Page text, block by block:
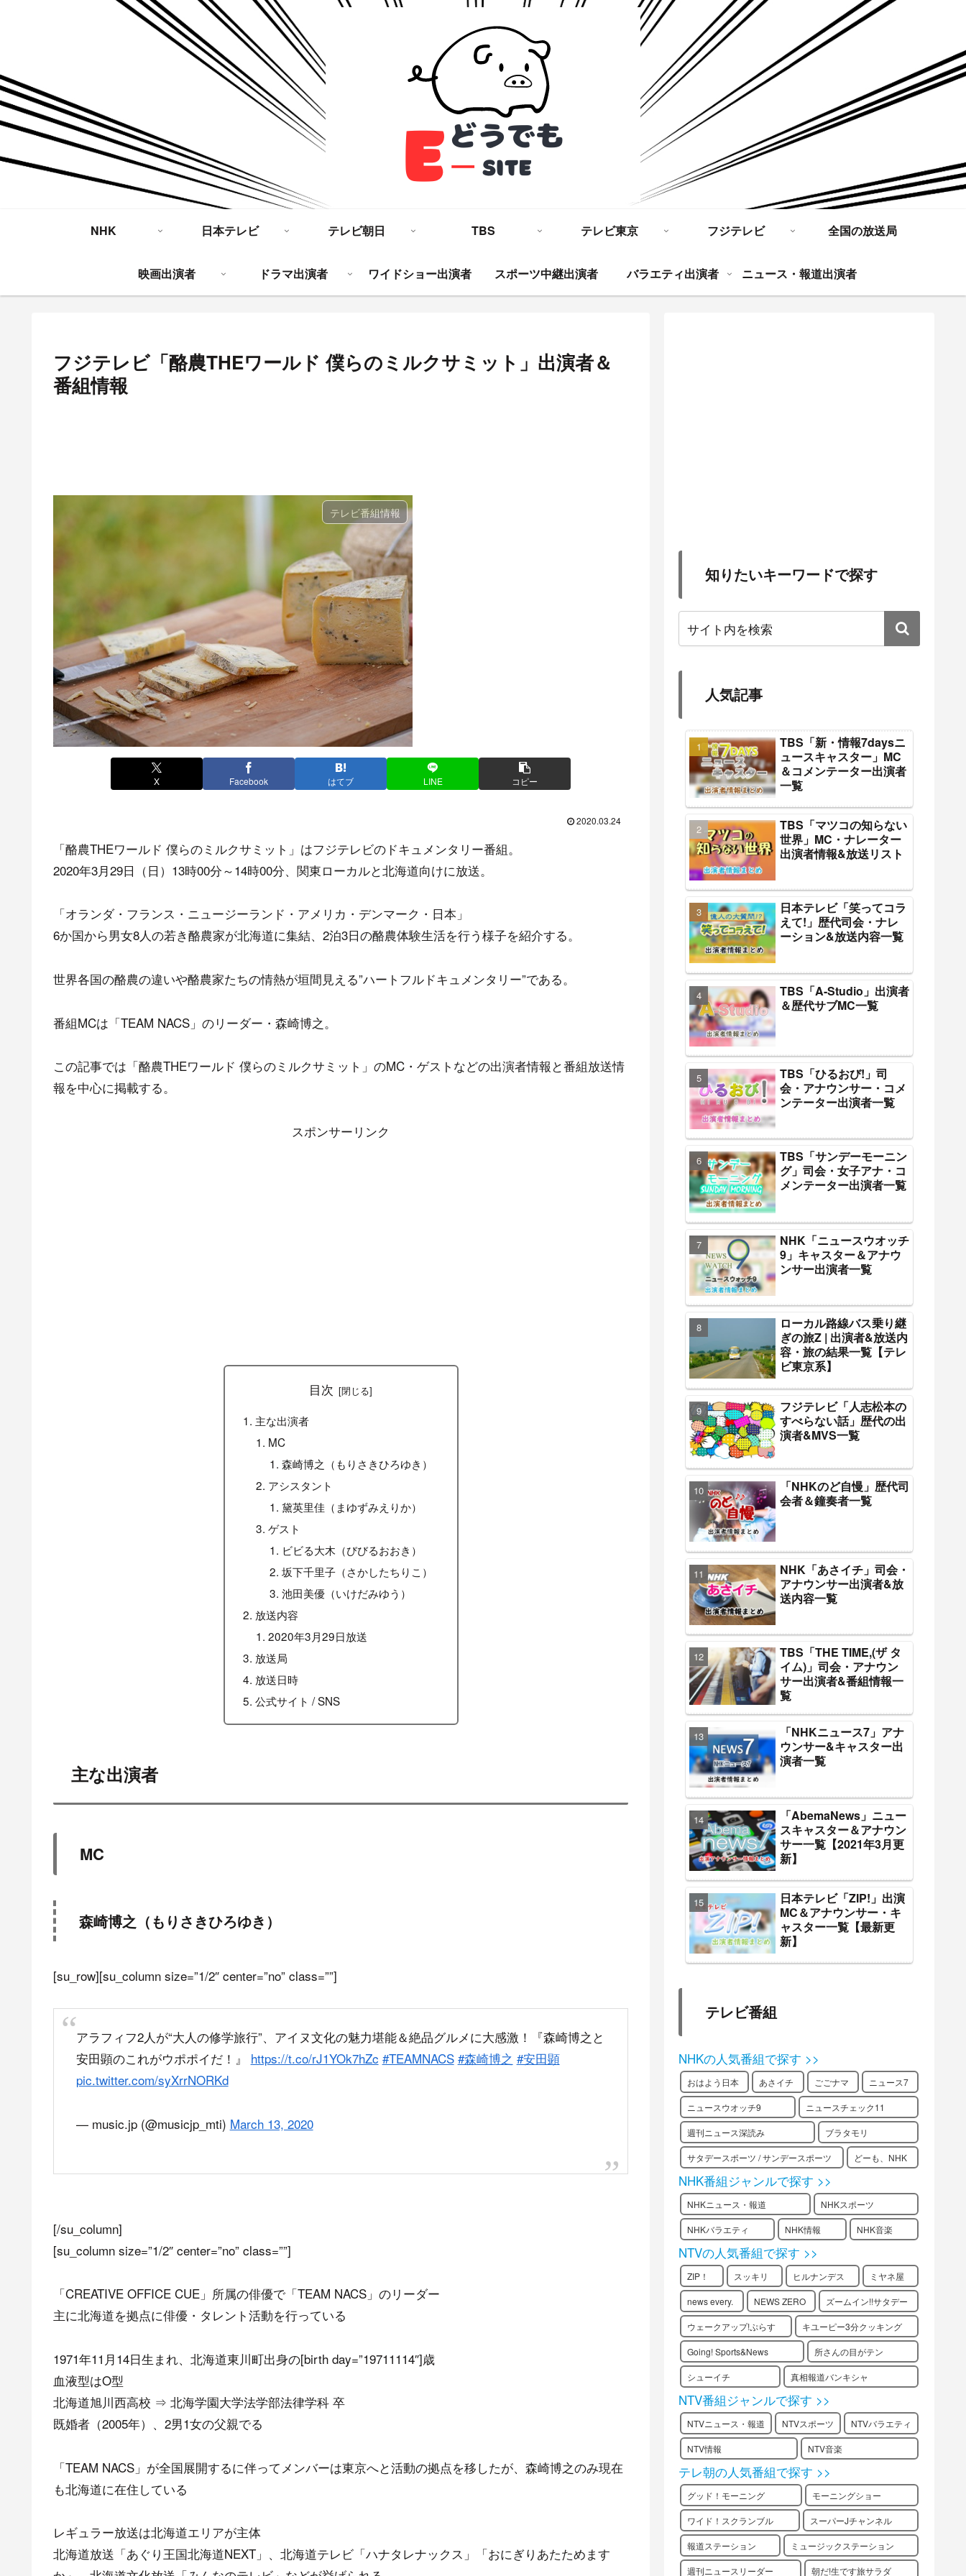
NHK 日本テレビ テレビ朝日 TBS テレビ東京 フジテレビ 全国の放送局
映画出演者 ドラマ出演者 ワイドショー出演者 スポーツ中継出演者 バラエティ出演者 ニュース・報道出演者
フジテレビ「酪農THEワールド 僕らのミルクサミット」出演者＆
番組情報
テレビ番組情報
X Facebook はてブ LINE コピー
2020.03.24
「酪農THEワールド 僕らのミルクサミット」はフジテレビのドキュメンタリー番組。
2020年3月29日（日）13時00分～14時00分、関東ローカルと北海道向けに放送。
「オランダ・フランス・ニュージーランド・アメリカ・デンマーク・日本」
6か国から男女8人の若き酪農家が北海道に集結、2泊3日の酪農体験生活を行う様子を紹介する。
世界各国の酪農の違いや酪農家たちの情熱が垣間見える”ハートフルドキュメンタリー”である。
番組MCは「TEAM NACS」のリーダー・森崎博之。
この記事では「酪農THEワールド 僕らのミルクサミット」のMC・ゲストなどの出演者情報と番組放送情
報を中心に掲載する。
スポンサーリンク
目次
主な出演者
MC
森崎博之（もりさきひろゆき）
アシスタント
黛英里佳（まゆずみえりか）
ゲスト
ビビる大木（びびるおおき）
坂下千里子（さかしたちりこ）
池田美優（いけだみゆう）
放送内容
2020年3月29日放送
放送局
放送日時
公式サイト / SNS
主な出演者
MC
森崎博之（もりさきひろゆき）
[su_row][su_column size=”1/2″ center=”no” class=””]
アラフィフ2人が“大人の修学旅行”、アイヌ文化の魅力堪能＆絶品グルメに大感激！『森崎博之と
安田顕のこれがウポポイだ！』 https://t.co/rJ1YOk7hZc #TEAMNACS #森崎博之 #安田顕
pic.twitter.com/syXrrNORKd
— music.jp (@musicjp_mti) March 13, 2020
[/su_column]
[su_column size=”1/2″ center=”no” class=””]
「CREATIVE OFFICE CUE」所属の俳優で「TEAM NACS」のリーダー
主に北海道を拠点に俳優・タレント活動を行っている
1971年11月14日生まれ、北海道東川町出身の[birth day=”19711114″]歳
血液型はO型
北海道旭川西高校 ⇒ 北海学園大学法学部法律学科 卒
既婚者（2005年）、2男1女の父親でる
「TEAM NACS」が全国展開するに伴ってメンバーは東京へと活動の拠点を移したが、森崎博之のみ現在
も北海道に在住している
レギュラー放送は北海道エリアが主体
北海道放送「あぐり王国北海道NEXT」、北海道テレビ「ハナタレナックス」「おにぎりあたためます
知りたいキーワードで探す
人気記事
TBS「新・情報7daysニ
ュースキャスター」MC
＆コメンテーター出演者
一覧
TBS「マツコの知らない
世界」MC・ナレーター
出演者情報&放送リスト
日本テレビ「笑ってコラ
えて!」歴代司会・ナレ
ーション&放送内容一覧
TBS「A-Studio」出演者
＆歴代サブMC一覧
TBS「ひるおび!」司
会・アナウンサー・コメ
ンテーター出演者一覧
TBS「サンデーモーニン
グ」司会・女子アナ・コ
メンテーター出演者一覧
NHK「ニュースウオッチ
9」キャスター＆アナウ
ンサー出演者一覧
ローカル路線バス乗り継
ぎの旅Z | 出演者&放送内
容・旅の結果一覧【テレ
ビ東京系】
フジテレビ「人志松本の
すべらない話」歴代の出
演者&MVS一覧
「NHKのど自慢」歴代司
会者＆鐘奏者一覧
NHK「あさイチ」司会・
アナウンサー出演者&放
送内容一覧
TBS「THE TIME,(ザ タ
イム)」司会・アナウン
サー出演者&番組情報一
覧
「NHKニュース7」アナ
ウンサー&キャスター出
演者一覧
「AbemaNews」ニュー
スキャスター＆アナウン
サー一覧【2021年3月更
新】
日本テレビ「ZIP!」出演
MC＆アナウンサー・キ
ャスター一覧【最新更
新】
テレビ番組
NHKの人気番組で探す >>
おはよう日本 あさイチ ごごナマ ニュース7
ニュースウオッチ9 ニュースチェック11
週刊ニュース深読み ブラタモリ
サタデースポーツ / サンデースポーツ どーも、NHK
NHK番組ジャンルで探す >>
NHKニュース・報道 NHKスポーツ
NHKバラエティ NHK情報 NHK音楽
NTVの人気番組で探す >>
ZIP！ スッキリ ヒルナンデス ミヤネ屋
news every. NEWS ZERO ズームイン!!サタデー
ウェークアップ!ぷらす キユーピー3分クッキング
Going! Sports&News 所さんの目がテン
シューイチ 真相報道バンキシャ
NTV番組ジャンルで探す >>
NTVニュース・報道 NTVスポーツ NTVバラエティ
NTV情報 NTV音楽
テレ朝の人気番組で探す >>
グッド！モーニング モーニングショー
ワイド！スクランブル スーパーJチャンネル
報道ステーション ミュージックステーション
週刊ニュースリーダー 朝だ!生です旅サラダ